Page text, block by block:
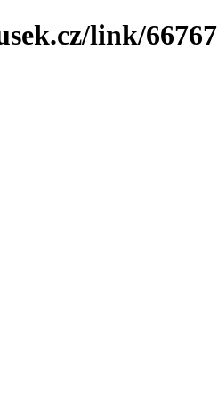
link/66767